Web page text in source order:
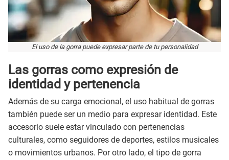
El uso de la gorra puede expresar parte de tu personalidad
Las gorras como expresión de
identidad y pertenencia
Además de su carga emocional, el uso habitual de gorras
también puede ser un medio para expresar identidad. Este
accesorio suele estar vinculado con pertenencias
culturales, como seguidores de deportes, estilos musicales
o movimientos urbanos. Por otro lado, el tipo de gorra